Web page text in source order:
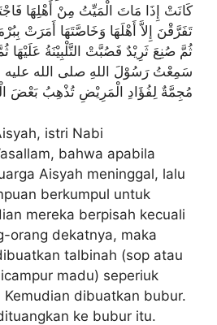
كَانَتْ إِذَا مَاتَ الْمَيِّتُ مِنْ أَهْلِهَا
تَفَرَّقْنَ إِلاَّ أَهْلَهَا وَخَاصَّتَهَا أَمَرَتْ
ثُمَّ صُنِعَ ثَرِيْدٌ فَصُبَّتْ التَّلْبِيْنَةُ عَلَيْهَا
سَمِعْتُ رَسُوْلَ اللهِ صلى الله عليه
مُجِمَّةٌ لِفُؤَادِ الْمَرِيْضِ تُذْهِبُ بَعْضَ
istri Nabi
bahwa apabila
Aisyah meninggal, lalu
berkumpul untuk
mereka berpisah kecuali
orang dekatnya, maka
talbinah (sop atau
madu) seperiuk
dibuatkan bubur.
ke bubur itu.